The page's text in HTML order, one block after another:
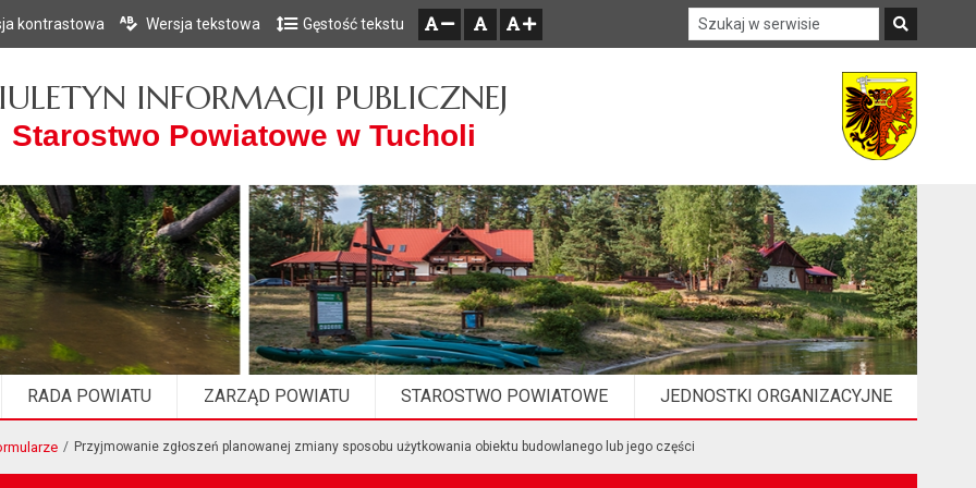
Przejdź do głównego menu
Przejdź do treści
Przejdź do mapy serwisu
kontrastowa Wersja tekstowa Gęstość tekstu
INFORMACJI PUBLICZNEJ
Starostwo Powiatowe w Tucholi
RADA POWIATU ZARZĄD POWIATU STAROSTWO POWIATOWE JEDNOSTKI ORGANIZACYJNE
Przyjmowanie zgłoszeń planowanej zmiany sposobu użytkowania obiektu budowlanego lub jego części